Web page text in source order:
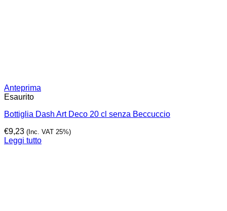
Anteprima
Esaurito
Bottiglia Dash Art Deco 20 cl senza Beccuccio
€9,23 (Inc. VAT 25%)
Leggi tutto